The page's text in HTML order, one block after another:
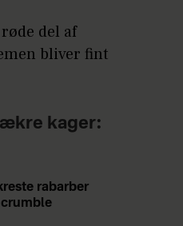
del af
bliver fint
kager:
rabarber